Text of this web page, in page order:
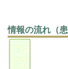
情報の流れ（